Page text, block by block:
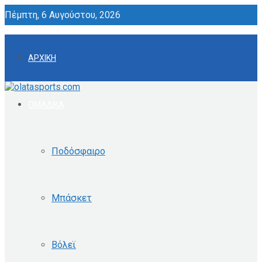
Πέμπτη, 6 Αυγούστου, 2026
ΑΡΧΙΚΗ
Ποδόσφαιρο
Μπάσκετ
Βόλεϊ